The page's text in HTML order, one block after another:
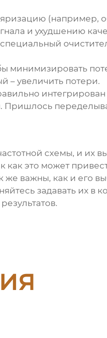
(например,
и ухудшению
минимизировать
– увеличить потери.
Пришлось
схемы, и их
как это может
же важны, как и его
задавать их в